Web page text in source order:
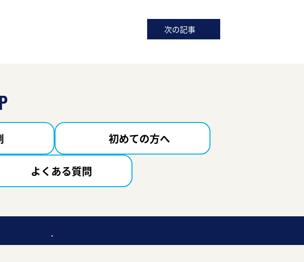
次の記事
初めての方へ
よくある質問
よう！